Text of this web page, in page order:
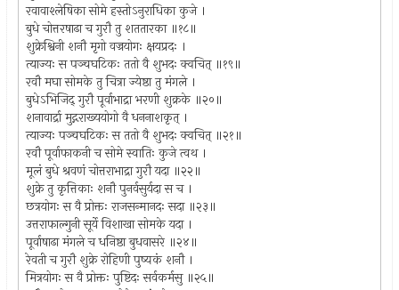
रवावाश्लेषिका सोमे हस्तोऽनुराधिका कुजे ।
बुधे चोत्तरषाढा च गुरौ तु शततारका ॥१८॥
शुक्रेश्विनी शनौ मृगो वज्रयोगः क्षयप्रदः ।
त्याज्यः स पञ्चघटिकः ततो वै शुभदः क्वचित् ॥१९॥
रवौ मघा सोमके तु चित्रा ज्येष्ठा तु मंगले ।
बुधेऽभिजिद् गुरौ पूर्वाभाद्रा भरणी शुक्रके ॥२०॥
शनावार्द्रा मुद्गराख्ययोगो वै धननाशकृत् ।
त्याज्यः पञ्चघटिकः स ततो वै शुभदः क्वचित् ॥२१॥
रवौ पूर्वाफाकनी च सोमे स्वातिः कुजे त्वथ ।
मूलं बुधे श्रवणं चोत्तराभाद्रा गुरौ यदा ॥२२॥
शुक्रे तु कृत्तिकाः शनौ पुनर्वसुर्यदा स च ।
छत्रयोगः स वै प्रोक्तः राजसन्मानदः सदा ॥२३॥
उत्तराफाल्गुनी सूर्ये विशाखा सोमके यदा ।
पूर्वाषाढा मंगले च धनिष्ठा बुधवासरे ॥२४॥
रेवती च गुरौ शुक्रे रोहिणी पुष्यकं शनौ ।
मित्रयोगः स वै प्रोक्तः पुष्टिदः सर्वकर्मसु ॥२५॥